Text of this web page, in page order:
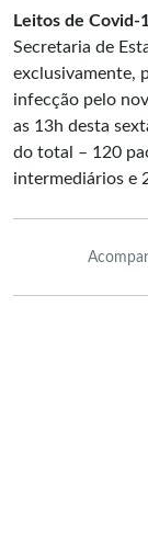
Leitos de Covid-
Secretaria de
exclusivamente,
infecção pelo
as 13h desta
do total – 120
intermediários e